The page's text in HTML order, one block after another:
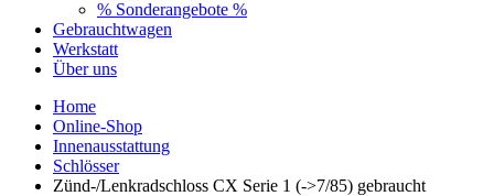
% Sonderangebote %
Gebrauchtwagen
Werkstatt
Über uns
Home
Online-Shop
Innenausstattung
Schlösser
Zünd-/Lenkradschloss CX Serie 1 (->7/85) gebraucht